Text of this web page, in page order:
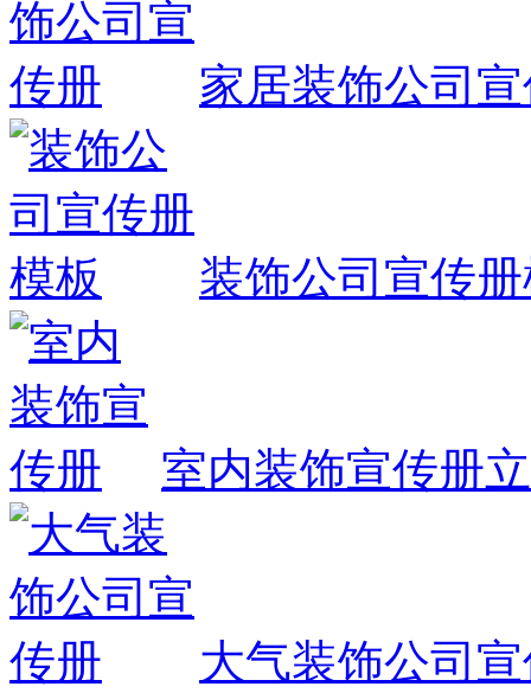
家居装饰公司
装饰公司宣传
室内装饰宣传册
大气装饰公司